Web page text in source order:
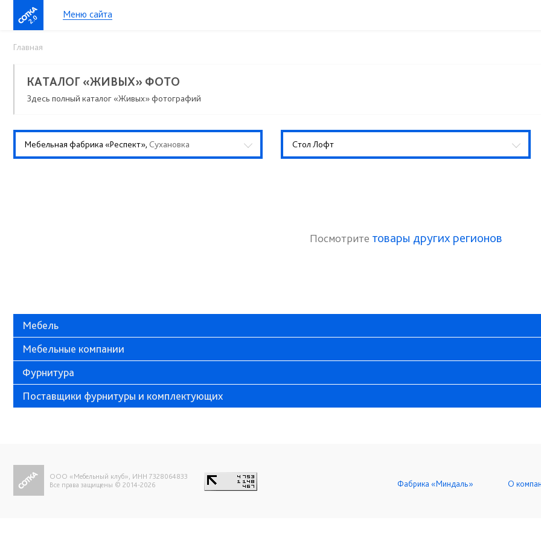
2.0 Меню сайта
Главная
КАТАЛОГ «ЖИВЫХ» ФОТО
Здесь полный каталог «Живых» фотографий
Мебельная фабрика «Респект», Сухановка Стол Лофт
Посмотрите товары других регионов
Мебель
Мебельные компании
Фурнитура
Поставщики фурнитуры и комплектующих
ООО «Мебельный клуб», ИНН 7328064833
Все права защищены © 2014-2026
Фабрика «Миндаль» О